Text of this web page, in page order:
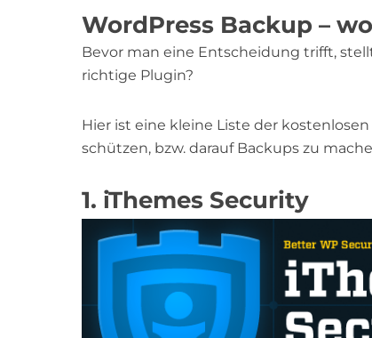
WordPress Backup –
Bevor man eine Entscheidung trifft,
richtige Plugin?
Hier ist eine kleine Liste der
schützen, bzw. darauf Backups zu
1. iThemes Security